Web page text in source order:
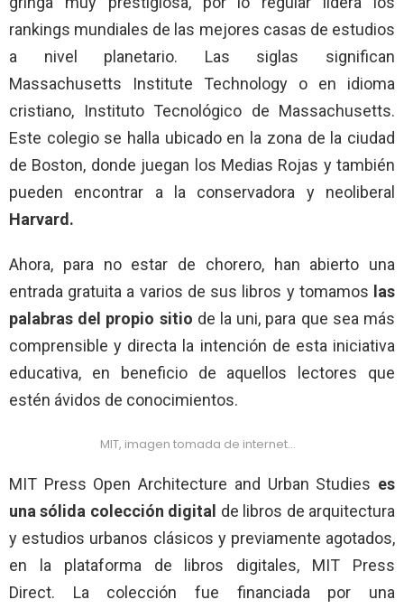
rankings mundiales de las mejores casas de estudios
a nivel planetario. Las siglas significan
Massachusetts Institute Technology o en idioma
cristiano, Instituto Tecnológico de Massachusetts.
Este colegio se halla ubicado en la zona de la ciudad
de Boston, donde juegan los Medias Rojas y también
pueden encontrar a la conservadora y neoliberal
Harvard.
Ahora, para no estar de chorero, han abierto una
entrada gratuita a varios de sus libros y tomamos las
palabras del propio sitio de la uni, para que sea más
comprensible y directa la intención de esta iniciativa
educativa, en beneficio de aquellos lectores que
estén ávidos de conocimientos.
MIT, imagen tomada de internet…
MIT Press Open Architecture and Urban Studies es
una sólida colección digital de libros de arquitectura
y estudios urbanos clásicos y previamente agotados,
en la plataforma de libros digitales, MIT Press
Direct. La colección fue financiada por una